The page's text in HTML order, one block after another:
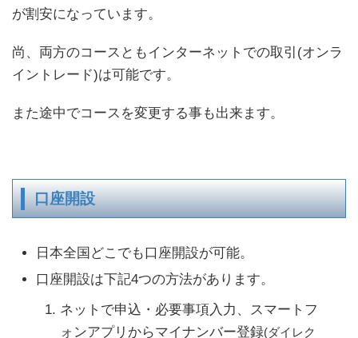
が割安になっています。
尚、両方のコースともインターネットでの取引(オンラ
イントレード)は可能です。
また途中でコースを変更する事も出来ます。
口座開設
日本全国どこでも口座開設が可能。
口座開設は下記4つの方法があります。
ネットで申込・必要事項入力、スマートフ
ォンアプリからマイナンバー登録(ダイレク